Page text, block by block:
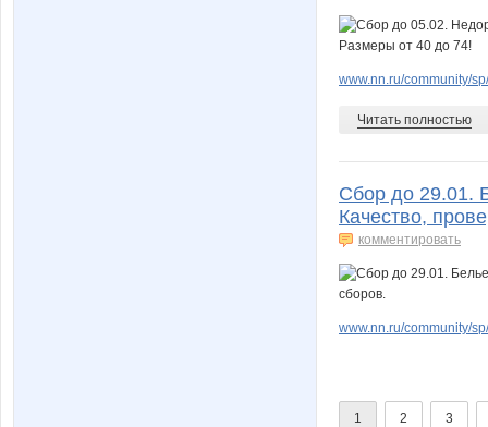
www.nn.ru/community/
Читать полностью
Сбор до 29.01.
Качество,
комментировать
www.nn.ru/community/
1 2 3